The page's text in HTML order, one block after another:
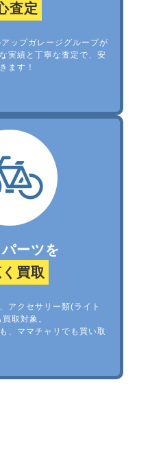
査定
ップガレージグループが
実績と丁寧な査定で、安
ます！
ーツを
買取
アクセサリー類(ライト
取対象。
、ママチャリでも買い取